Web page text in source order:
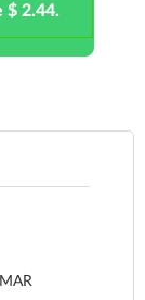
$ 2.44.